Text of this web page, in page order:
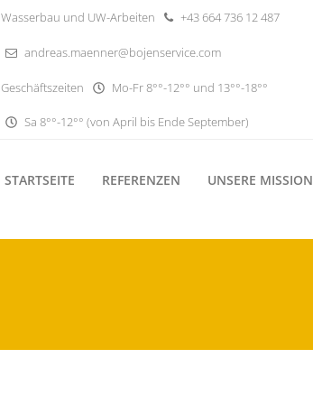
Wasserbau und UW-Arbeiten +43 664 736 12 487
andreas.maenner@bojenservice.com
Geschäftszeiten Mo-Fr 8°°-12°° und 13°°-18°°
Sa 8°°-12°° (von April bis Ende September)
STARTSEITE REFERENZEN UNSERE MISSION